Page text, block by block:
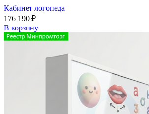
Кабинет логопеда
176 190 ₽
В корзину